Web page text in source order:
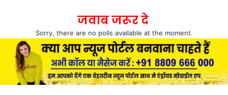
जवाब जरूर दे
Sorry, there are no polls available at the moment.